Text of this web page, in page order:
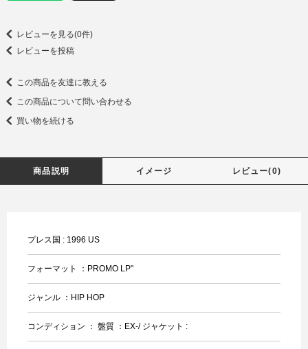
レビューを見る(0件)
レビューを投稿
この商品を友達に教える
この商品について問い合わせる
買い物を続ける
商品説明 イメージ レビュー(0)
プレス国 : 1996 US
フォーマット ：PROMO LP"
ジャンル ：HIP HOP
コンディション ： 盤質 ：EX-/ ジャケット :